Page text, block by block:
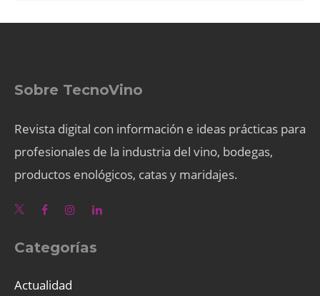
Sobre TecnoVino
Revista digital con información e ideas prácticas para
profesionales de la industria del vino, bodegas,
productos enológicos, catas y maridajes.
Categorías
Actualidad